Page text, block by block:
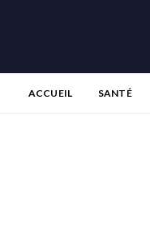
ACCUEIL SANTÉ